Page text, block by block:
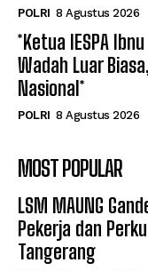
POLRI 8 Agustus 2026
*Ketua IESPA
Wadah Luar
Nasional*
POLRI 8 Agustus 2026
MOST POPULAR
LSM MAUNG
Pekerja dan
Tangerang